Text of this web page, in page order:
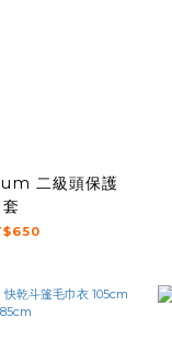
二級頭保護
套